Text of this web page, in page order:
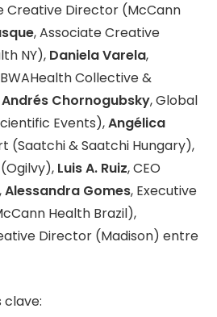
Creative Director (McCann
, Associate Creative
NY), Daniela Varela,
Collective &
Andrés Chornogubsky, Global
Events),Angélica
(Saatchi & Saatchi Hungary),
Luis A. Ruiz, CEO
Alessandra Gomes, Executive
Health Brazil),
Director (Madison) entre
clave: